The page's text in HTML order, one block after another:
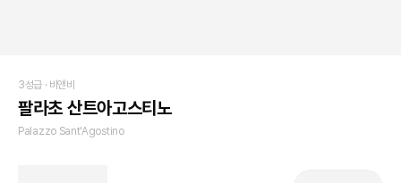
3성급 · 비앤비
팔라초 산트아고스티노
Palazzo Sant'Agostino